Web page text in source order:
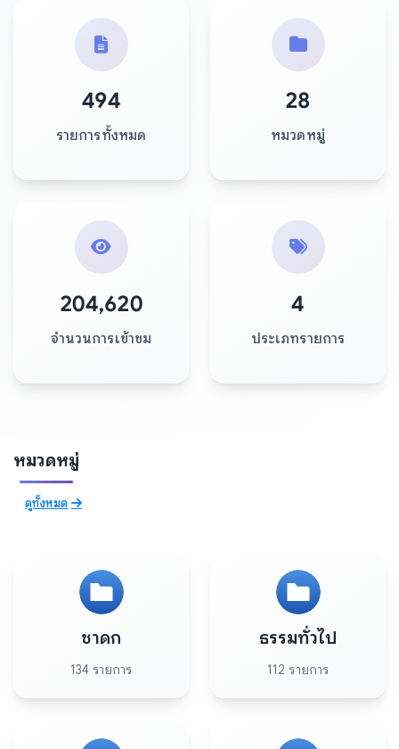
494
รายการทั้งหมด
28
หมวดหมู่
204,620
จำนวนการเข้าชม
4
ประเภทรายการ
หมวดหมู่
ดูทั้งหมด
ชาดก
134 รายการ
ธรรมทั่วไป
112 รายการ